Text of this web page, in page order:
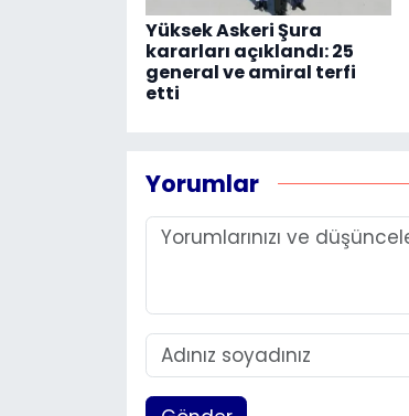
Yüksek Askeri Şura
kararları açıklandı: 25
general ve amiral terfi
etti
Yorumlar